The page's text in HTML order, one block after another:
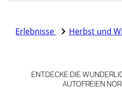
Erlebnisse Herbst und
ENTDECKE DIE
AUTOFREIEN